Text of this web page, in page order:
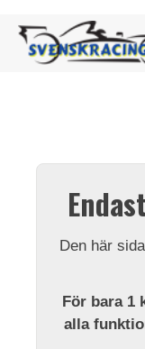
Den här
För bara 1
alla